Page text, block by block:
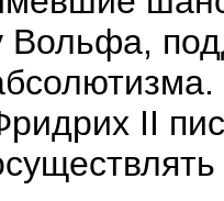
Вольфа,
II